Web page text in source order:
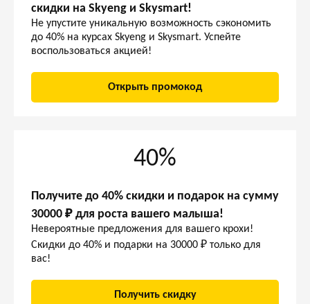
скидки на Skyeng и Skysmart!
Не упустите уникальную возможность сэкономить
до 40% на курсах Skyeng и Skysmart. Успейте
воспользоваться акцией!
Открыть промокод
40%
Получите до 40% скидки и подарок на сумму
30000 ₽ для роста вашего малыша!
Невероятные предложения для вашего крохи!
Скидки до 40% и подарки на 30000 ₽ только для
вас!
Получить скидку